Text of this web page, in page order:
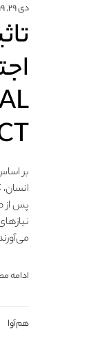
دی ۲۹, ۱۳۹۹
بر
پس از
ادامه
هم‌آوا